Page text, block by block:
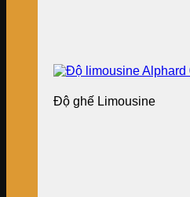
Độ ghế Limousine